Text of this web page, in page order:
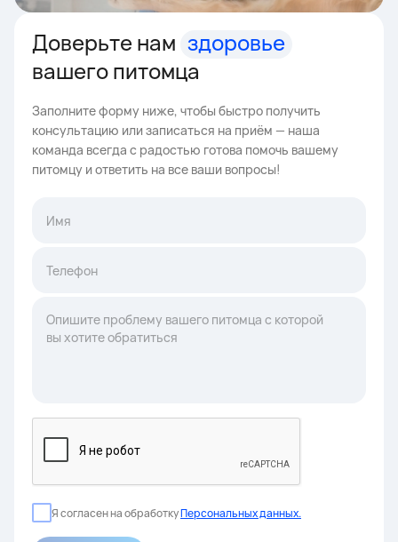
Доверьте нам здоровье
вашего питомца
Заполните форму ниже, чтобы быстро получить
консультацию или записаться на приём — наша
команда всегда с радостью готова помочь вашему
питомцу и ответить на все ваши вопросы!
Я согласен на обработкуПерсональных данных.